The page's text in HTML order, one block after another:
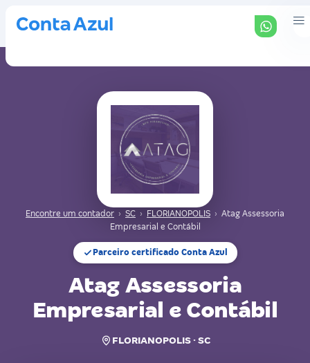
Encontre um contador › SC › FLORIANOPOLIS › Atag Assessoria
Empresarial e Contábil
Parceiro certificado Conta Azul
Atag Assessoria
Empresarial e Contábil
FLORIANOPOLIS · SC